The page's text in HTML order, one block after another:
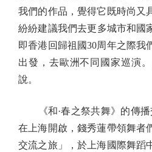
我們的作品，覺得它既時尚又
紛紛建議我們去更多城市和
即香港回歸祖國30周年之際我
出發，去歐洲不同國家巡演
說。
《和·春之祭共舞》的傳播
在上海開啟，錢秀蓮帶領舞者
交流之旅」，於上海國際舞蹈